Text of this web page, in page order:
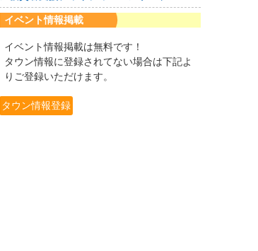
イベント情報掲載
イベント情報掲載は無料です！
タウン情報に登録されてない場合は下記よ
りご登録いただけます。
タウン情報登録